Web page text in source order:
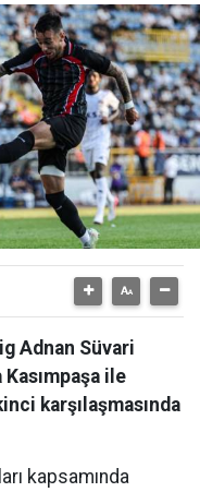
Adnan Süvari
Kasımpaşa ile
karşılaşmasında
kapsamında